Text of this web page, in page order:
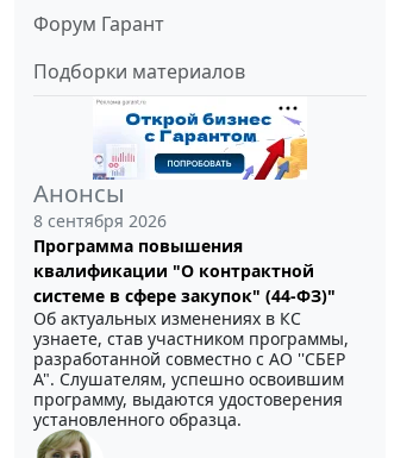
Форум Гарант
Подборки материалов
Анонсы
8 сентября 2026
Программа повышения
квалификации "О контрактной
системе в сфере закупок" (44-ФЗ)"
Об актуальных изменениях в КС
узнаете, став участником программы,
разработанной совместно с АО ''СБЕР
А". Слушателям, успешно освоившим
программу, выдаются удостоверения
установленного образца.